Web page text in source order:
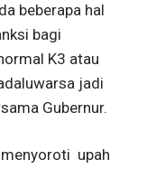
beberapa hal
bagi
K3 atau
jadi
Gubernur.
menyoroti upah